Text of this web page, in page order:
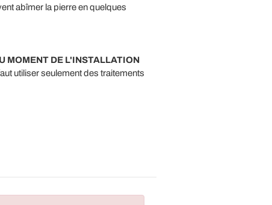
abîmer la pierre en quelques
MOMENT DE L'INSTALLATION
utiliser seulement des traitements